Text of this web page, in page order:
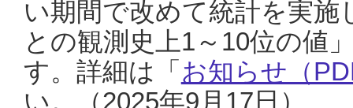
い期間で改めて統計を実
との観測史上1～10位の値
す。詳細は「 お知らせ（
い。（2025年9月17日）